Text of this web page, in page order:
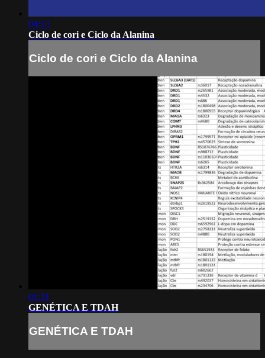
04:53
Ciclo de cori e Ciclo da Alanina
Ciclo de cori e Ciclo da Alanina
01:31
GENÉTICA E TDAH
GENÉTICA E TDAH